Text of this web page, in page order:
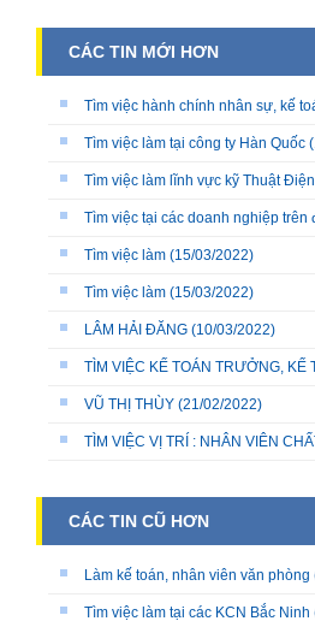
CÁC TIN MỚI HƠN
Tìm việc hành chính nhân sự, kế
Tìm việc làm tại công ty Hàn Quốc
Tìm việc làm lĩnh vực kỹ Thuật
Tìm việc tại các doanh nghiệp trên
Tìm việc làm (15/03/2022)
Tìm việc làm (15/03/2022)
LÂM HẢI ĐĂNG (10/03/2022)
TÌM VIỆC KẾ TOÁN TRƯỞNG, KẾ
VŨ THỊ THÙY (21/02/2022)
TÌM VIỆC VỊ TRÍ : NHÂN VIÊN
CÁC TIN CŨ HƠN
Làm kế toán, nhân viên văn phòng
Tìm việc làm tại các KCN Bắc Ninh